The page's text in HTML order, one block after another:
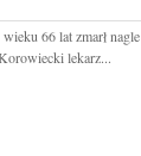
66 lat zmarł nagle
lekarz...